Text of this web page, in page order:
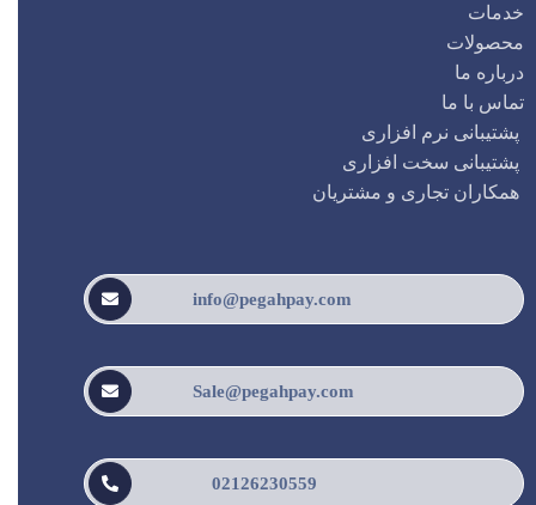
info@pegahpay.com
Sale@pegahpay.com
02126230559
خدمات
محصولات
درباره ما
تماس با ما
پشتیبانی نرم افزاری
پشتیبانی سخت افزاری
همکاران تجاری و مشتریان